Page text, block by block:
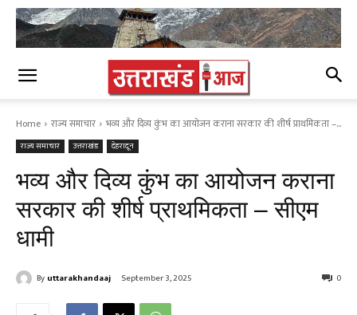
Home राज्य समाचार भव्य और दिव्य कुंभ का आयोजन कराना सरकार की शीर्ष प्राथमिकता –...
राज्य समाचार उत्तराखंड देहरादून
भव्य और दिव्य कुंभ का आयोजन कराना
सरकार की शीर्ष प्राथमिकता – सीएम
धामी
By uttarakhandaaj September 3, 2025 0